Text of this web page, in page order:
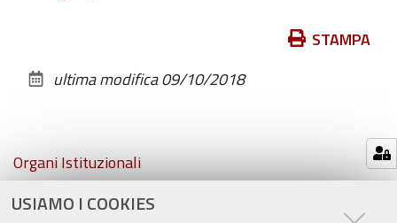
USIAMO I COOKIES
documento
STAMPA
ultima modifica09/10/2018
Navigazione
Organi Istituzionali
Atti comunali